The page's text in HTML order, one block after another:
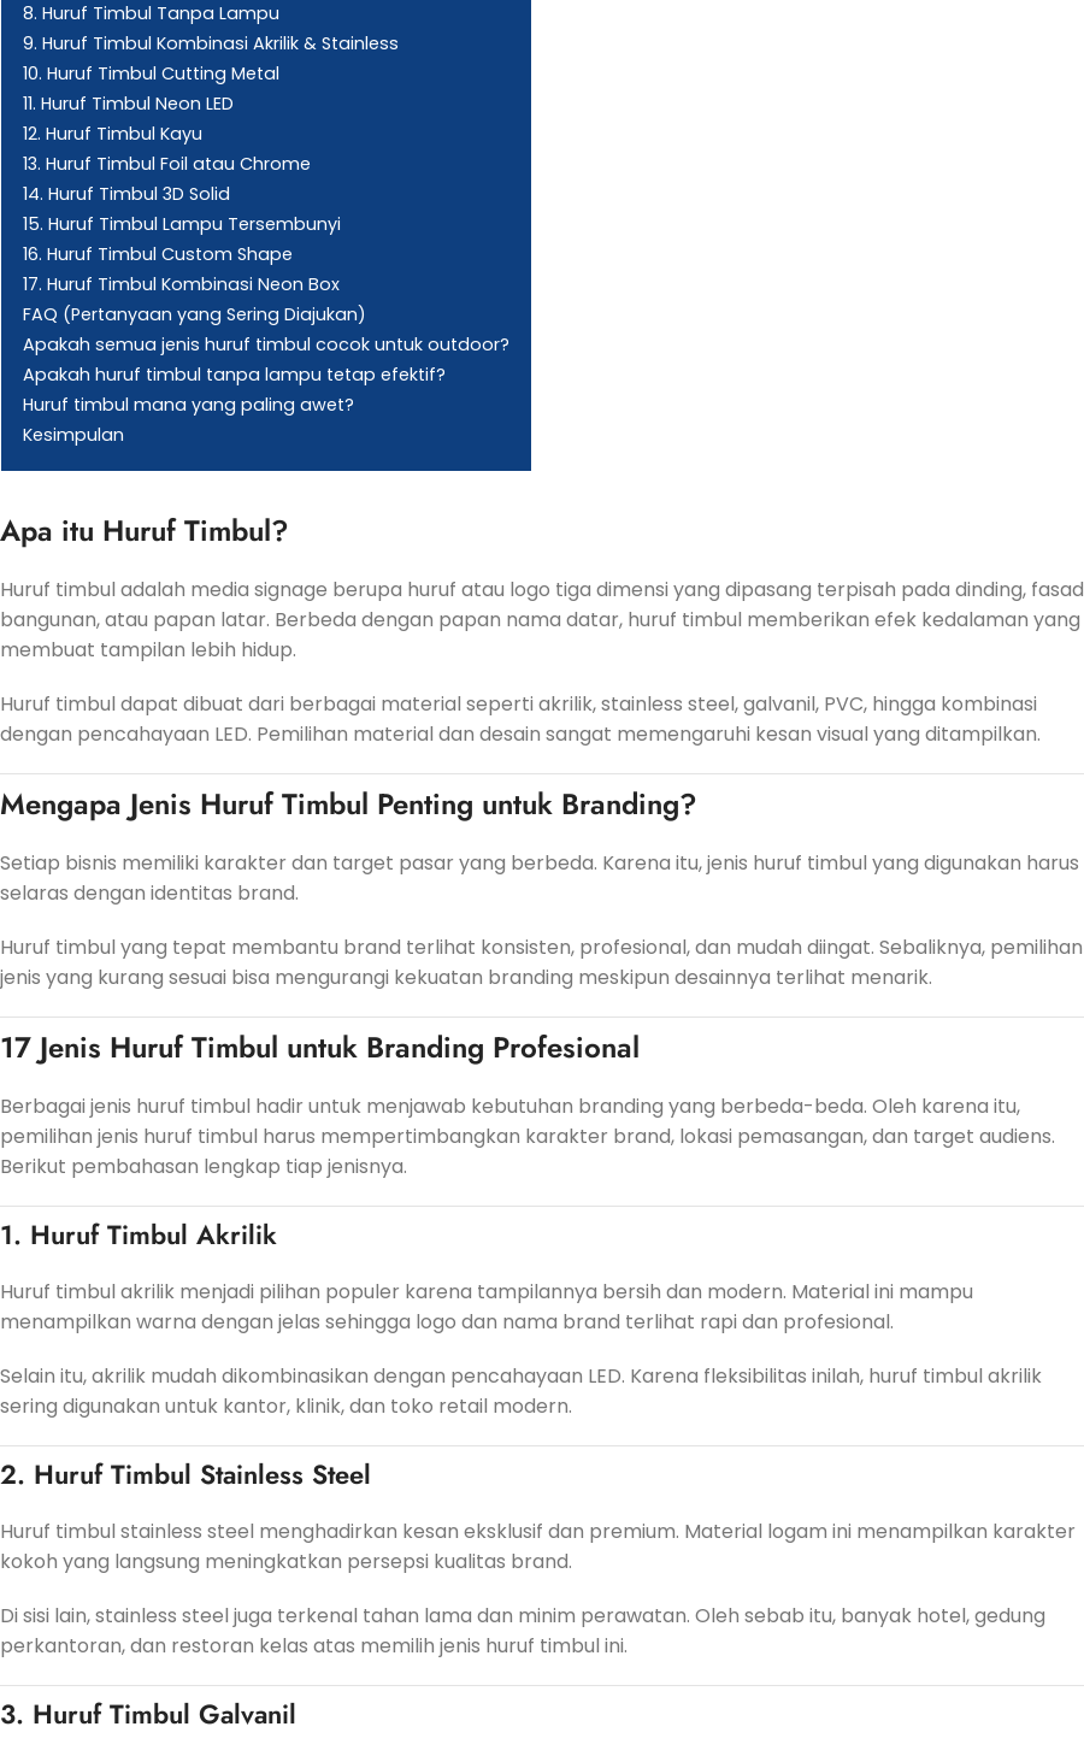
8. Huruf Timbul Tanpa Lampu
9. Huruf Timbul Kombinasi Akrilik & Stainless
10. Huruf Timbul Cutting Metal
11. Huruf Timbul Neon LED
12. Huruf Timbul Kayu
13. Huruf Timbul Foil atau Chrome
14. Huruf Timbul 3D Solid
15. Huruf Timbul Lampu Tersembunyi
16. Huruf Timbul Custom Shape
17. Huruf Timbul Kombinasi Neon Box
FAQ (Pertanyaan yang Sering Diajukan)
Apakah semua jenis huruf timbul cocok untuk outdoor?
Apakah huruf timbul tanpa lampu tetap efektif?
Huruf timbul mana yang paling awet?
Kesimpulan
Apa itu Huruf Timbul?
Huruf timbul adalah media signage berupa huruf atau logo tiga dimensi yang dipasang terpisah pada dinding, fasad
bangunan, atau papan latar. Berbeda dengan papan nama datar, huruf timbul memberikan efek kedalaman yang
membuat tampilan lebih hidup.
Huruf timbul dapat dibuat dari berbagai material seperti akrilik, stainless steel, galvanil, PVC, hingga kombinasi
dengan pencahayaan LED. Pemilihan material dan desain sangat memengaruhi kesan visual yang ditampilkan.
Mengapa Jenis Huruf Timbul Penting untuk Branding?
Setiap bisnis memiliki karakter dan target pasar yang berbeda. Karena itu, jenis huruf timbul yang digunakan harus
selaras dengan identitas brand.
Huruf timbul yang tepat membantu brand terlihat konsisten, profesional, dan mudah diingat. Sebaliknya, pemilihan
jenis yang kurang sesuai bisa mengurangi kekuatan branding meskipun desainnya terlihat menarik.
17 Jenis Huruf Timbul untuk Branding Profesional
Berbagai jenis huruf timbul hadir untuk menjawab kebutuhan branding yang berbeda-beda. Oleh karena itu,
pemilihan jenis huruf timbul harus mempertimbangkan karakter brand, lokasi pemasangan, dan target audiens.
Berikut pembahasan lengkap tiap jenisnya.
1. Huruf Timbul Akrilik
Huruf timbul akrilik menjadi pilihan populer karena tampilannya bersih dan modern. Material ini mampu
menampilkan warna dengan jelas sehingga logo dan nama brand terlihat rapi dan profesional.
Selain itu, akrilik mudah dikombinasikan dengan pencahayaan LED. Karena fleksibilitas inilah, huruf timbul akrilik
sering digunakan untuk kantor, klinik, dan toko retail modern.
2. Huruf Timbul Stainless Steel
Huruf timbul stainless steel menghadirkan kesan eksklusif dan premium. Material logam ini menampilkan karakter
kokoh yang langsung meningkatkan persepsi kualitas brand.
Di sisi lain, stainless steel juga terkenal tahan lama dan minim perawatan. Oleh sebab itu, banyak hotel, gedung
perkantoran, dan restoran kelas atas memilih jenis huruf timbul ini.
3. Huruf Timbul Galvanil